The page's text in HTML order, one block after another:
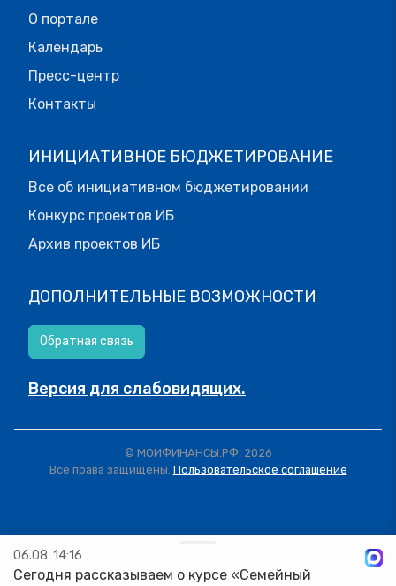
О портале
Календарь
Пресс-центр
Контакты
ИНИЦИАТИВНОЕ БЮДЖЕТИРОВАНИЕ
Все об инициативном бюджетировании
Конкурс проектов ИБ
Архив проектов ИБ
ДОПОЛНИТЕЛЬНЫЕ ВОЗМОЖНОСТИ
Обратная связь
Версия для слабовидящих.
© МОИФИНАНСЫ.РФ, 2026
Все права защищены. Пользовательское соглашение
06.08 14:16
Сегодня рассказываем о курсе «Семейный